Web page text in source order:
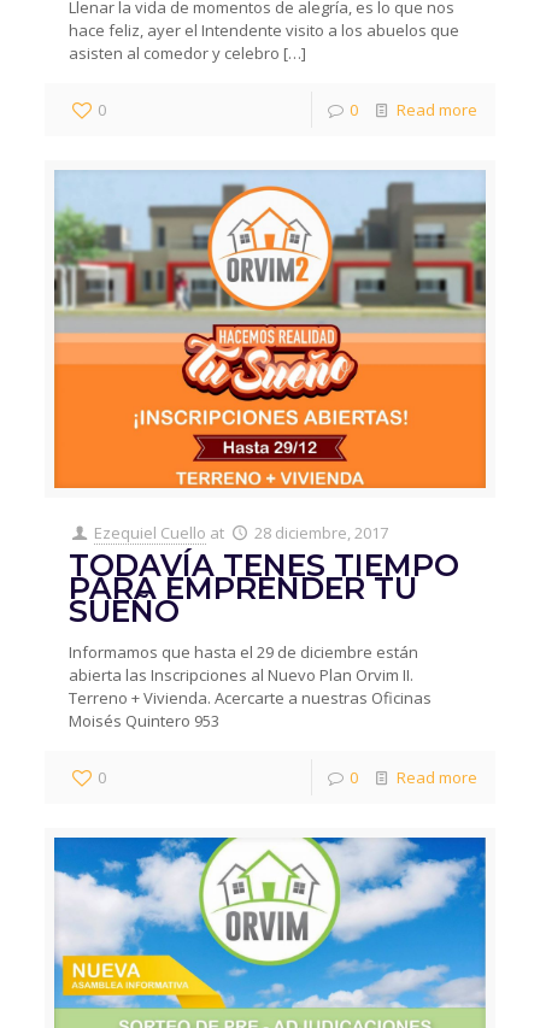
Llenar la vida de momentos de alegría, es lo que nos
hace feliz, ayer el Intendente visito a los abuelos que
asisten al comedor y celebro […]
0 0 Read more
Ezequiel Cuello at 28 diciembre, 2017
TODAVÍA TENES TIEMPO
PARA EMPRENDER TU
SUEÑO
Informamos que hasta el 29 de diciembre están
abierta las Inscripciones al Nuevo Plan Orvim II.
Terreno + Vivienda. Acercarte a nuestras Oficinas
Moisés Quintero 953
0 0 Read more